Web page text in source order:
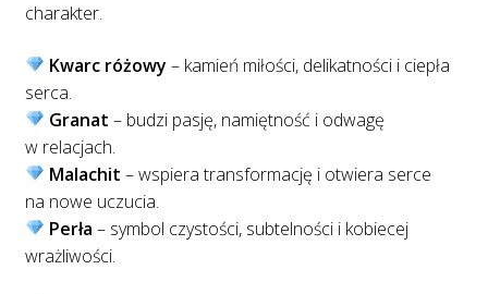
charakter.
Kwarc różowy – kamień miłości, delikatności i ciepła
serca.
Granat – budzi pasję, namiętność i odwagę
w relacjach.
Malachit – wspiera transformację i otwiera serce
na nowe uczucia.
Perła – symbol czystości, subtelności i kobiecej
wrażliwości.